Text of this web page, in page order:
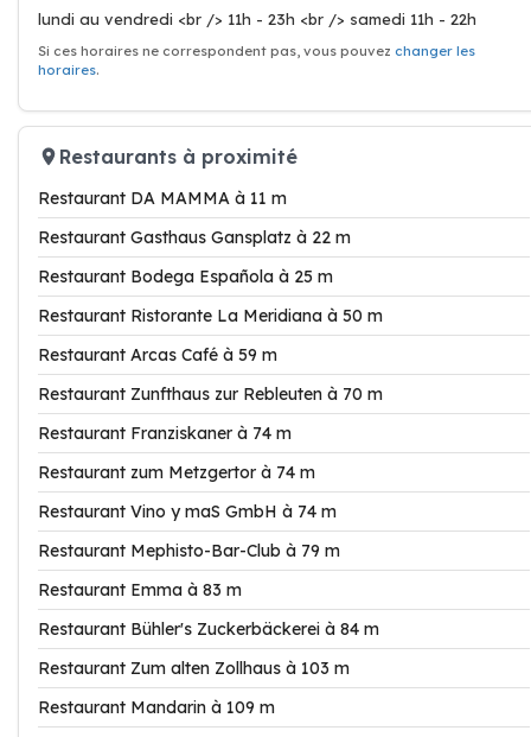
lundi au vendredi <br /> 11h - 23h <br /> samedi 11h - 22h
Si ces horaires ne correspondent pas, vous pouvez changer les
horaires.
Restaurants à proximité
Restaurant DA MAMMA à 11 m
Restaurant Gasthaus Gansplatz à 22 m
Restaurant Bodega Española à 25 m
Restaurant Ristorante La Meridiana à 50 m
Restaurant Arcas Café à 59 m
Restaurant Zunfthaus zur Rebleuten à 70 m
Restaurant Franziskaner à 74 m
Restaurant zum Metzgertor à 74 m
Restaurant Vino y maS GmbH à 74 m
Restaurant Mephisto-Bar-Club à 79 m
Restaurant Emma à 83 m
Restaurant Bühler's Zuckerbäckerei à 84 m
Restaurant Zum alten Zollhaus à 103 m
Restaurant Mandarin à 109 m